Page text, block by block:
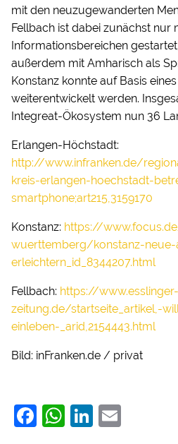
mit den neuzugewanderten
Fellbach ist dabei zunächst nur
Informationsbereichen
außerdem mit Amharisch als
Konstanz konnte auf Basis
weiterentwickelt werden.
Integreat-Ökosystem nun 36
Erlangen-Höchstadt:
http://www.infranken.de/
kreis-erlangen-hoechstadt-
smartphone;art215,3159170
Konstanz: https://
wuerttemberg/konstanz-
erleichtern_id_8344207.html
Fellbach: https://www.esslinger-
zeitung.de/startseite_artikel,-
einleben-_arid,2154443.html
Bild: inFranken.de / privat
F
W Li